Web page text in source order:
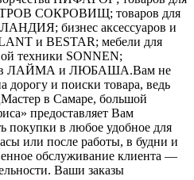
СОКРОВИЩ; товаров для
бизнес аксессуаров и
и BESTAR; мебели для
техники SONNEN;
ЛАЙМА и ЛЮБАША.Вам не
дорогу и поиски товара, ведь
в Самаре, большой
предоставляет Вам
покупки в любое удобное для
или после работы, в будни и
обслуживание клиента —
Ваши заказы